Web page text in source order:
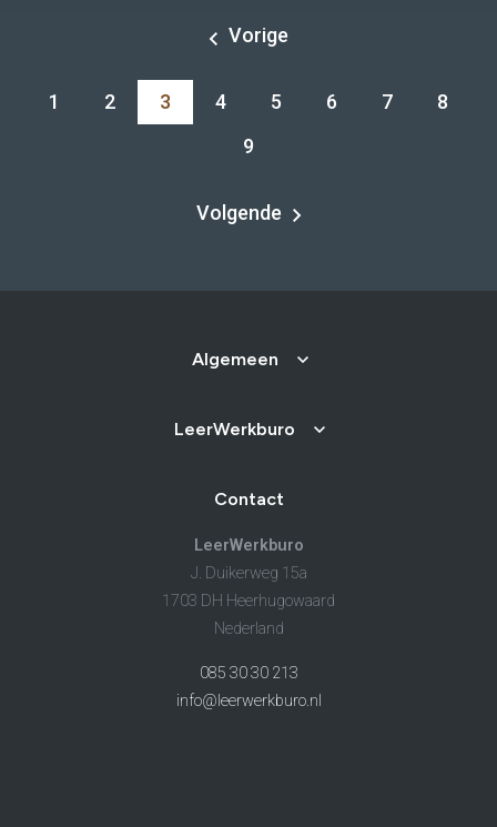
Vorige
1 2 3 4 5 6 7
8
9
Volgende
Algemeen
LeerWerkburo
Contact
LeerWerkburo
J. Duikerweg 15a
1703 DH Heerhugowaard
Nederland
085 30 30 213
info@leerwerkburo.nl